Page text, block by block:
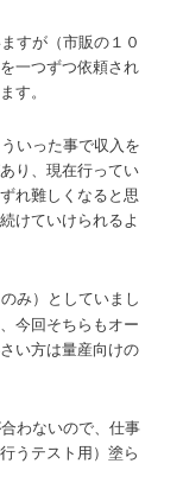
すが（市販の１０
一つずつ依頼され
す。
いった事で収入を
り、現在行ってい
れ難しくなると思
けていけられるよ
み）としていまし
今回そちらもオー
い方は量産向けの
わないので、仕事
うテスト用）塗ら